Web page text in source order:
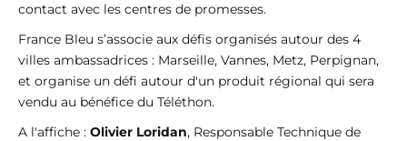
contact avec les centres de promesses.
France Bleu s’associe aux défis organisés autour des 4
villes ambassadrices : Marseille, Vannes, Metz, Perpignan,
et organise un défi autour d'un produit régional qui sera
vendu au bénéfice du Téléthon.
A l'affiche : Olivier Loridan, Responsable Technique de